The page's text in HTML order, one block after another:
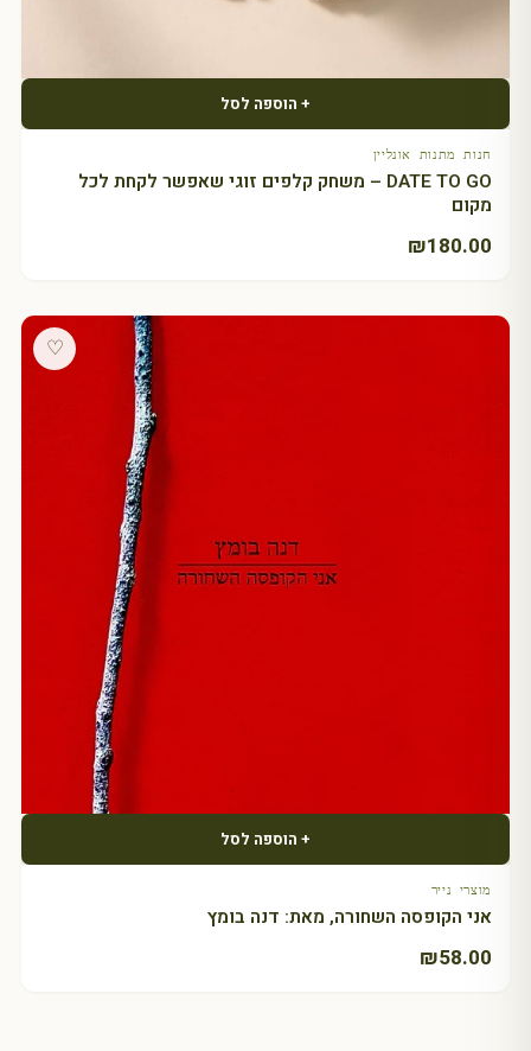
+ הוספה לסל
חנות מתנות אונליין
DATE TO GO – משחק קלפים זוגי שאפשר לקחת לכל
מקום
₪180.00
♡
+ הוספה לסל
מוצרי נייר
אני הקופסה השחורה, מאת: דנה בומץ
₪58.00